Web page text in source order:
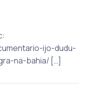
ijo-dudu-
na-bahia/ […]